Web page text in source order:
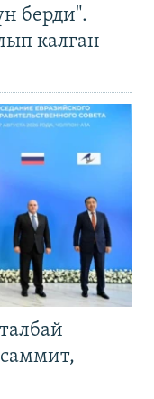
берди".
калган